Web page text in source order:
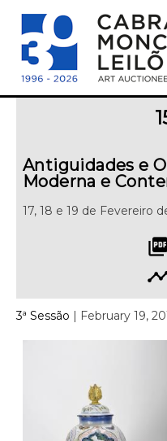
Antiguidades e
Moderna e
17, 18 e 19 de Fevereiro
picture_as_pdf
3ª Sessão | February 19,